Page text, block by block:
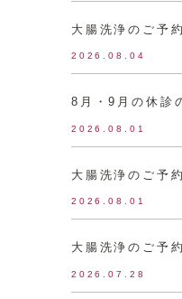
大腸洗浄のご予
2026.08.04
8月・9月の休診
2026.08.01
大腸洗浄のご予
2026.08.01
大腸洗浄のご予
2026.07.28